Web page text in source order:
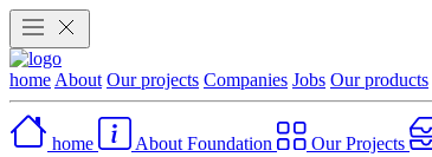
home About Our projects Companies Jobs Our products
home About Foundation Our Projects